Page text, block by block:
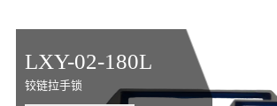
LXY-02-180L
铰链拉手锁